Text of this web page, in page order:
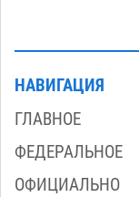
НАВИГАЦИЯ
ГЛАВНОЕ
ФЕДЕРАЛЬНОЕ
ОФИЦИАЛЬНО